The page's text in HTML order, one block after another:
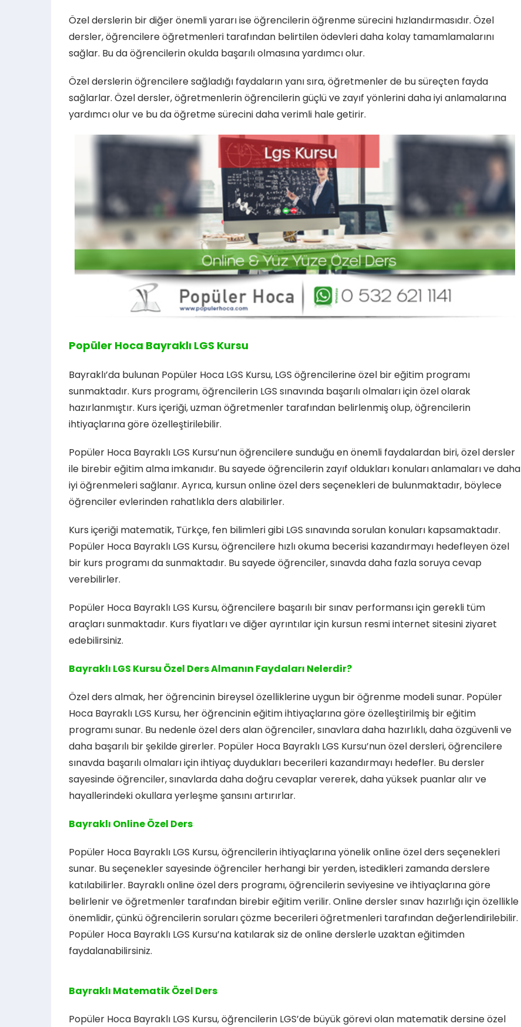
Özel derslerin bir diğer önemli yararı ise öğrencilerin öğrenme sürecini hızlandırmasıdır. Özel
dersler, öğrencilere öğretmenleri tarafından belirtilen ödevleri daha kolay tamamlamalarını
sağlar. Bu da öğrencilerin okulda başarılı olmasına yardımcı olur.
Özel derslerin öğrencilere sağladığı faydaların yanı sıra, öğretmenler de bu süreçten fayda
sağlarlar. Özel dersler, öğretmenlerin öğrencilerin güçlü ve zayıf yönlerini daha iyi anlamalarına
yardımcı olur ve bu da öğretme sürecini daha verimli hale getirir.
Popüler Hoca Bayraklı LGS Kursu
Bayraklı’da bulunan Popüler Hoca LGS Kursu, LGS öğrencilerine özel bir eğitim programı
sunmaktadır. Kurs programı, öğrencilerin LGS sınavında başarılı olmaları için özel olarak
hazırlanmıştır. Kurs içeriği, uzman öğretmenler tarafından belirlenmiş olup, öğrencilerin
ihtiyaçlarına göre özelleştirilebilir.
Popüler Hoca Bayraklı LGS Kursu’nun öğrencilere sunduğu en önemli faydalardan biri, özel dersler
ile birebir eğitim alma imkanıdır. Bu sayede öğrencilerin zayıf oldukları konuları anlamaları ve daha
iyi öğrenmeleri sağlanır. Ayrıca, kursun online özel ders seçenekleri de bulunmaktadır, böylece
öğrenciler evlerinden rahatlıkla ders alabilirler.
Kurs içeriği matematik, Türkçe, fen bilimleri gibi LGS sınavında sorulan konuları kapsamaktadır.
Popüler Hoca Bayraklı LGS Kursu, öğrencilere hızlı okuma becerisi kazandırmayı hedefleyen özel
bir kurs programı da sunmaktadır. Bu sayede öğrenciler, sınavda daha fazla soruya cevap
verebilirler.
Popüler Hoca Bayraklı LGS Kursu, öğrencilere başarılı bir sınav performansı için gerekli tüm
araçları sunmaktadır. Kurs fiyatları ve diğer ayrıntılar için kursun resmi internet sitesini ziyaret
edebilirsiniz.
Bayraklı LGS Kursu Özel Ders Almanın Faydaları Nelerdir?
Özel ders almak, her öğrencinin bireysel özelliklerine uygun bir öğrenme modeli sunar. Popüler
Hoca Bayraklı LGS Kursu, her öğrencinin eğitim ihtiyaçlarına göre özelleştirilmiş bir eğitim
programı sunar. Bu nedenle özel ders alan öğrenciler, sınavlara daha hazırlıklı, daha özgüvenli ve
daha başarılı bir şekilde girerler. Popüler Hoca Bayraklı LGS Kursu’nun özel dersleri, öğrencilere
sınavda başarılı olmaları için ihtiyaç duydukları becerileri kazandırmayı hedefler. Bu dersler
sayesinde öğrenciler, sınavlarda daha doğru cevaplar vererek, daha yüksek puanlar alır ve
hayallerindeki okullara yerleşme şansını artırırlar.
Bayraklı Online Özel Ders
Popüler Hoca Bayraklı LGS Kursu, öğrencilerin ihtiyaçlarına yönelik online özel ders seçenekleri
sunar. Bu seçenekler sayesinde öğrenciler herhangi bir yerden, istedikleri zamanda derslere
katılabilirler. Bayraklı online özel ders programı, öğrencilerin seviyesine ve ihtiyaçlarına göre
belirlenir ve öğretmenler tarafından birebir eğitim verilir. Online dersler sınav hazırlığı için özellikle
önemlidir, çünkü öğrencilerin soruları çözme becerileri öğretmenleri tarafından değerlendirilebilir.
Popüler Hoca Bayraklı LGS Kursu’na katılarak siz de online derslerle uzaktan eğitimden
faydalanabilirsiniz.
Bayraklı Matematik Özel Ders
Popüler Hoca Bayraklı LGS Kursu, öğrencilerin LGS’de büyük görevi olan matematik dersine özel